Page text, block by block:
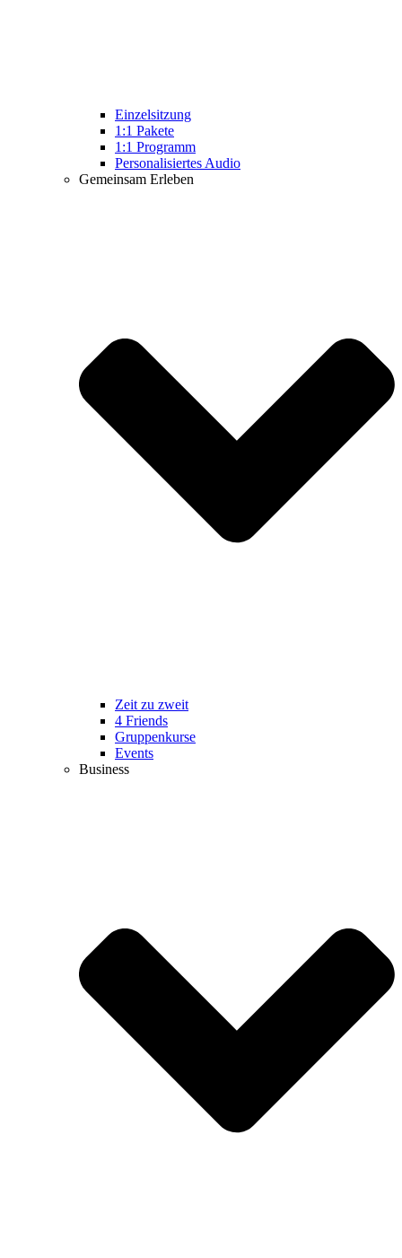
Einzelsitzung
1:1 Pakete
1:1 Programm
Personalisiertes Audio
Gemeinsam Erleben
Zeit zu zweit
4 Friends
Gruppenkurse
Events
Business